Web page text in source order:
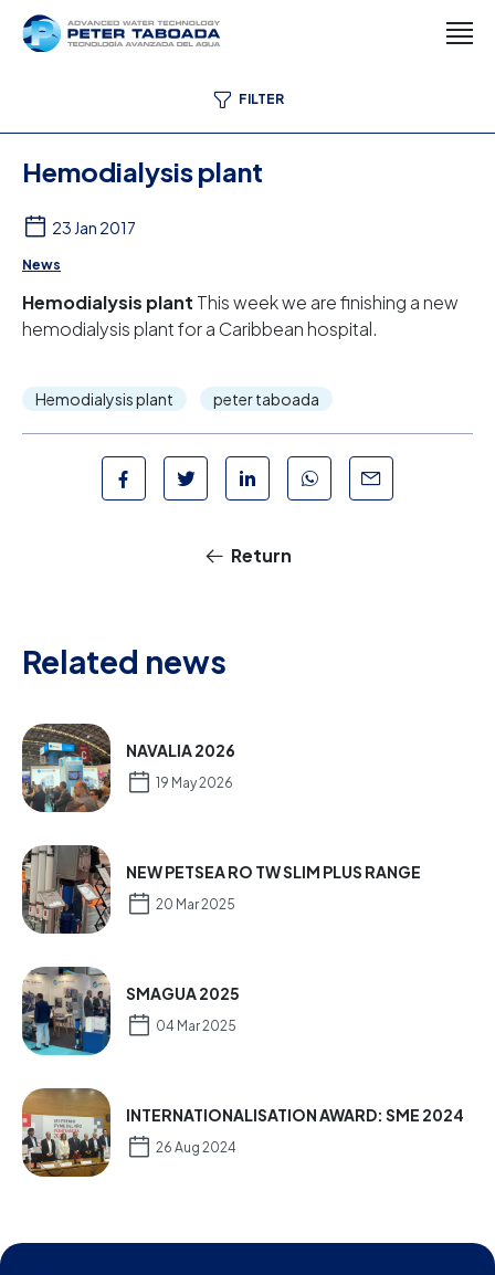
FILTER
Hemodialysis plant
23 Jan 2017
News
Hemodialysis plant This week we are finishing a new
hemodialysis plant for a Caribbean hospital.
Hemodialysis plant peter taboada
Return
Related news
NAVALIA 2026
19 May 2026
NEW PETSEA RO TW SLIM PLUS RANGE
20 Mar 2025
SMAGUA 2025
04 Mar 2025
INTERNATIONALISATION AWARD: SME 2024
26 Aug 2024